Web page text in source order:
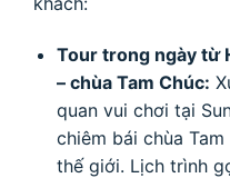
Tour trong ngày từ
– chùa Tam Chúc:
quan vui chơi tại
chiêm bái chùa
thế giới. Lịch trình